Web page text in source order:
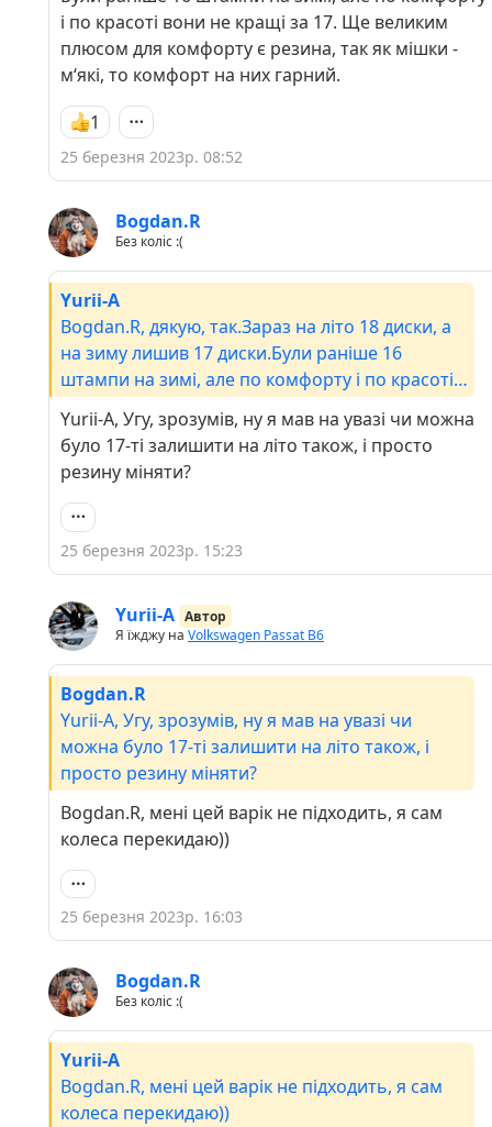
і по красоті вони не кращі за 17. Ще великим
плюсом для комфорту є резина, так як мішки -
м‘які, то комфорт на них гарний.
1
25 березня 2023р. 08:52
Bogdan.R
Без коліс :(
Yurii-A
Bogdan.R, дякую, так.Зараз на літо 18 диски, а
на зиму лишив 17 диски.Були раніше 16
штампи на зимі, але по комфорту і по красоті
комфорту є резина, так як мішки - м‘які, то
комфорт на них гарний.
Yurii-A, Угу, зрозумів, ну я мав на увазі чи можна
було 17-ті залишити на літо також, і просто
резину міняти?
25 березня 2023р. 15:23
Yurii-A Автор
Я їжджу на Volkswagen Passat B6
Bogdan.R
Yurii-A, Угу, зрозумів, ну я мав на увазі чи
можна було 17-ті залишити на літо також, і
просто резину міняти?
Bogdan.R, мені цей варік не підходить, я сам
колеса перекидаю))
25 березня 2023р. 16:03
Bogdan.R
Без коліс :(
Yurii-A
Bogdan.R, мені цей варік не підходить, я сам
колеса перекидаю))